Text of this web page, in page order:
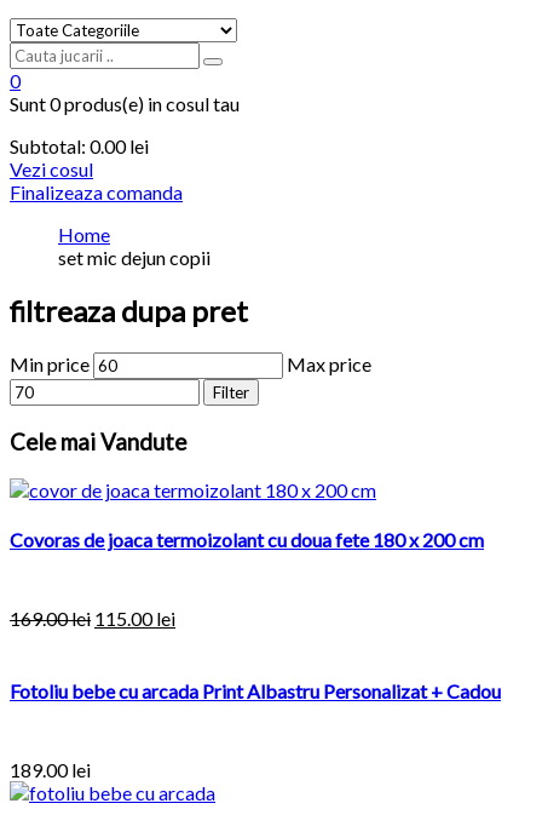
0
Sunt0 produs(e) in cosul tau
Subtotal: 0.00lei
Vezi cosul
Finalizeaza comanda
Home
set mic dejun copii
filtreaza dupa pret
Min price Max price
Filter
Celemai Vandute
Covoras de joaca termoizolant cu doua fete 180 x 200 cm
169.00lei 115.00lei
Fotoliu bebe cu arcada Print Albastru Personalizat + Cadou
189.00lei